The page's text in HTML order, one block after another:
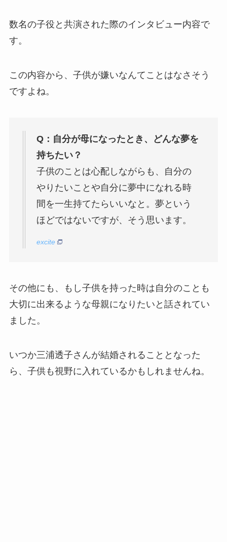
数名の子役と共演された際のインタビュー内容で
す。
この内容から、子供が嫌いなんてことはなさそう
ですよね。
Q：自分が母になったとき、どんな夢を
持ちたい？
子供のことは心配しながらも、自分の
やりたいことや自分に夢中になれる時
間を一生持てたらいいなと。夢という
ほどではないですが、そう思います。
excite
その他にも、もし子供を持った時は自分のことも
大切に出来るような母親になりたいと話されてい
ました。
いつか三浦透子さんが結婚されることとなった
ら、子供も視野に入れているかもしれませんね。